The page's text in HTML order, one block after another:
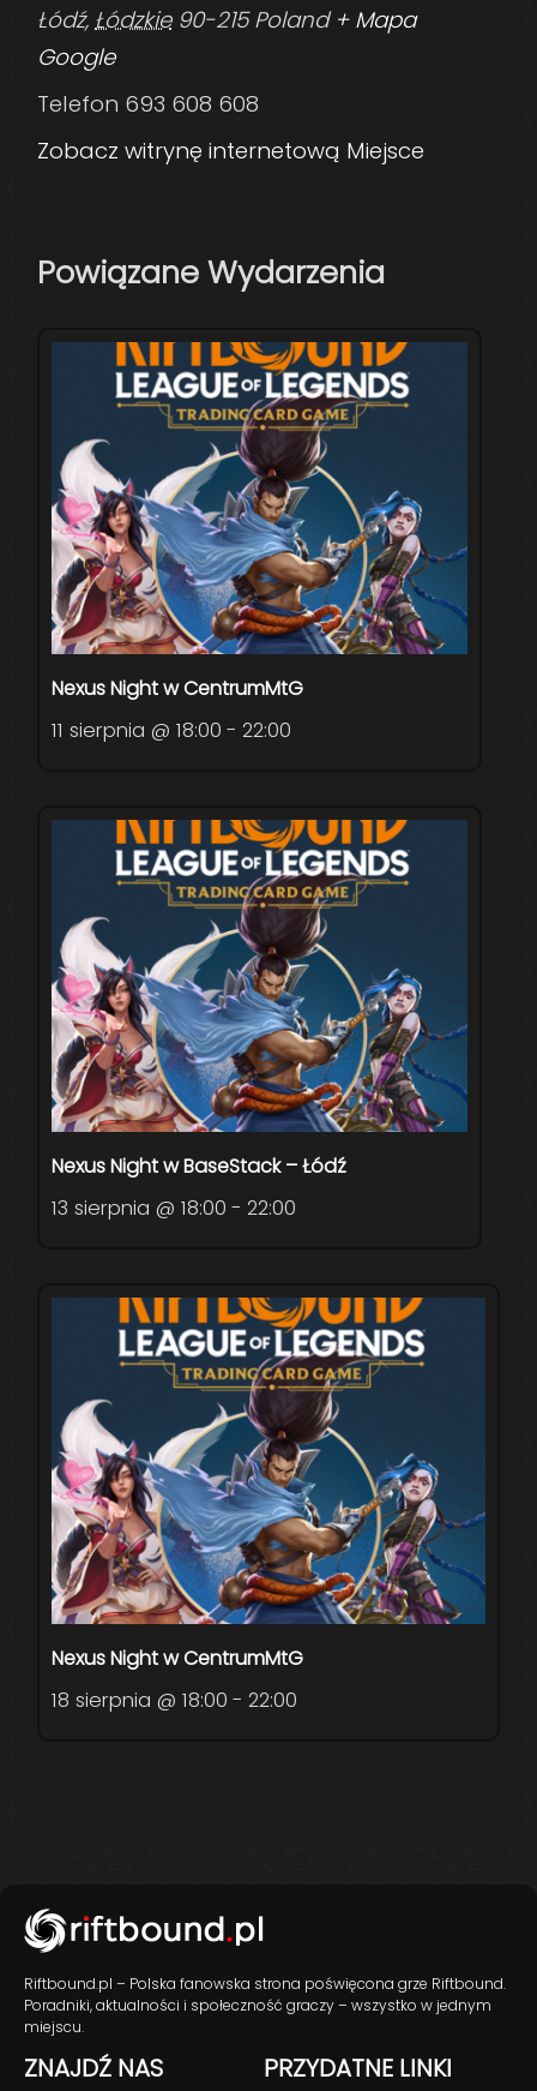
Łódź, Łódzkie 90-215 Poland + Mapa
Google
Telefon 693 608 608
Zobacz witrynę internetową Miejsce
Powiązane Wydarzenia
Nexus Night w CentrumMtG
11 sierpnia @ 18:00 - 22:00
Nexus Night w BaseStack – Łódź
13 sierpnia @ 18:00 - 22:00
Nexus Night w CentrumMtG
18 sierpnia @ 18:00 - 22:00
Riftbound.pl – Polska fanowska strona poświęcona grze Riftbound.
Poradniki, aktualności i społeczność graczy – wszystko w jednym
miejscu.
ZNAJDŹ NAS PRZYDATNE LINKI